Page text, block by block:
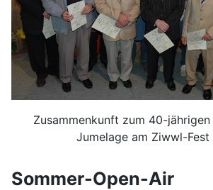
Zusammenkunft zum 40-
Jumelage am Ziwwl-
Sommer-Open-Air